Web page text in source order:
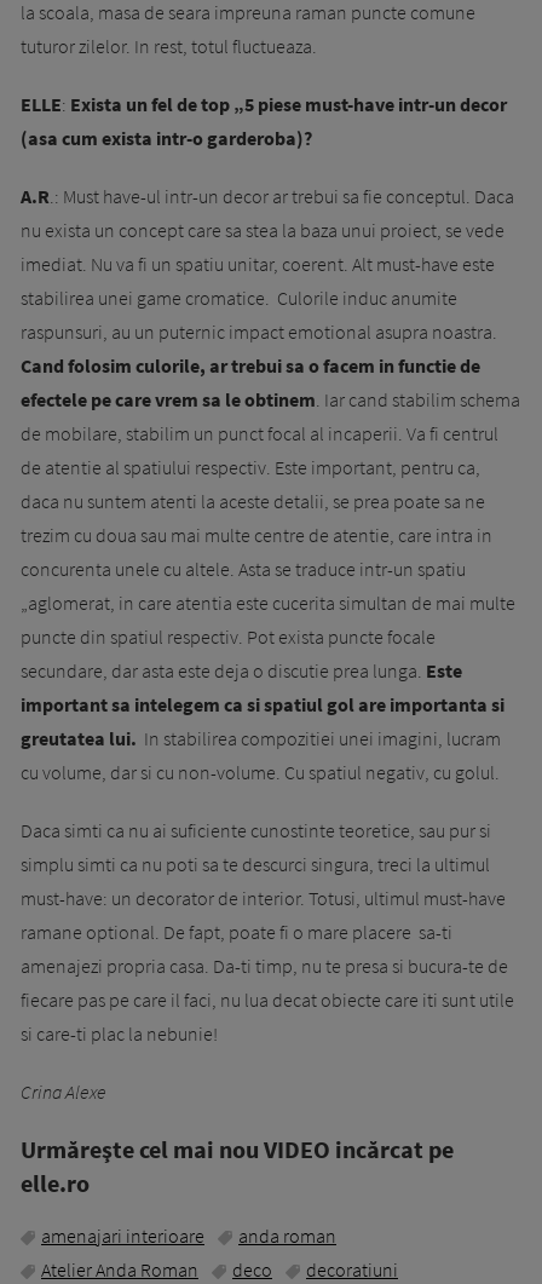
la scoala, masa de seara impreuna raman puncte comune
tuturor zilelor. In rest, totul fluctueaza.
ELLE: Exista un fel de top „5 piese must-have intr-un decor
(asa cum exista intr-o garderoba)?
A.R.: Must have-ul intr-un decor ar trebui sa fie conceptul. Daca
nu exista un concept care sa stea la baza unui proiect, se vede
imediat. Nu va fi un spatiu unitar, coerent. Alt must-have este
stabilirea unei game cromatice. Culorile induc anumite
raspunsuri, au un puternic impact emotional asupra noastra.
Cand folosim culorile, ar trebui sa o facem in functie de
efectele pe care vrem sa le obtinem. Iar cand stabilim schema
de mobilare, stabilim un punct focal al incaperii. Va fi centrul
de atentie al spatiului respectiv. Este important, pentru ca,
daca nu suntem atenti la aceste detalii, se prea poate sa ne
trezim cu doua sau mai multe centre de atentie, care intra in
concurenta unele cu altele. Asta se traduce intr-un spatiu
„aglomerat, in care atentia este cucerita simultan de mai multe
puncte din spatiul respectiv. Pot exista puncte focale
secundare, dar asta este deja o discutie prea lunga. Este
important sa intelegem ca si spatiul gol are importanta si
greutatea lui. In stabilirea compozitiei unei imagini, lucram
cu volume, dar si cu non-volume. Cu spatiul negativ, cu golul.
Daca simti ca nu ai suficiente cunostinte teoretice, sau pur si
simplu simti ca nu poti sa te descurci singura, treci la ultimul
must-have: un decorator de interior. Totusi, ultimul must-have
ramane optional. De fapt, poate fi o mare placere sa-ti
amenajezi propria casa. Da-ti timp, nu te presa si bucura-te de
fiecare pas pe care il faci, nu lua decat obiecte care iti sunt utile
si care-ti plac la nebunie!
Crina Alexe
Urmăreşte cel mai nou VIDEO incărcat pe
elle.ro
amenajari interioare
anda roman
Atelier Anda Roman
deco
decoratiuni